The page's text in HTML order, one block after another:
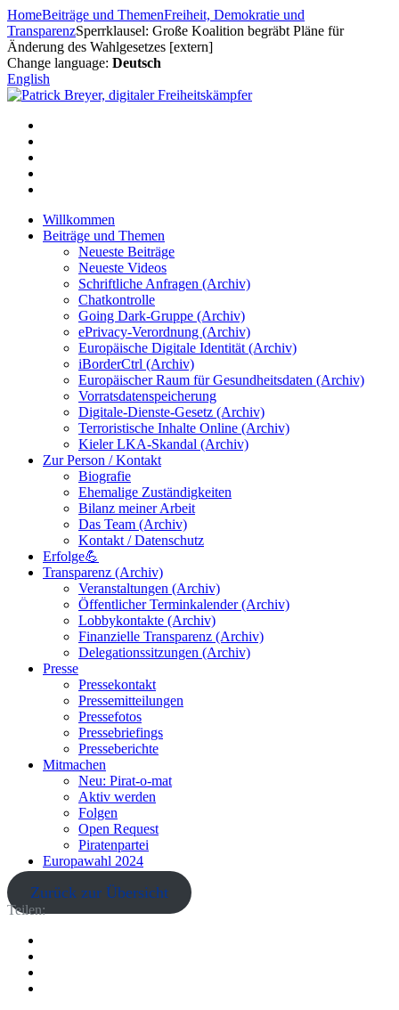
Zum
Inhalt
springen
HomeBeiträge und ThemenFreiheit, Demokratie und
TransparenzSperrklausel: Große Koalition begräbt Pläne für
Änderung des Wahlgesetzes [extern]
Change language: Deutsch
English
Willkommen
Beiträge und Themen
Neueste Beiträge
Neueste Videos
Schriftliche Anfragen (Archiv)
Chatkontrolle
Going Dark-Gruppe (Archiv)
ePrivacy-Verordnung (Archiv)
Europäische Digitale Identität (Archiv)
iBorderCtrl (Archiv)
Europäischer Raum für Gesundheitsdaten (Archiv)
Vorratsdatenspeicherung
Digitale-Dienste-Gesetz (Archiv)
Terroristische Inhalte Online (Archiv)
Kieler LKA-Skandal (Archiv)
Zur Person / Kontakt
Biografie
Ehemalige Zuständigkeiten
Bilanz meiner Arbeit
Das Team (Archiv)
Kontakt / Datenschutz
Erfolge💪
Transparenz (Archiv)
Veranstaltungen (Archiv)
Öffentlicher Terminkalender (Archiv)
Lobbykontakte (Archiv)
Finanzielle Transparenz (Archiv)
Delegationssitzungen (Archiv)
Presse
Pressekontakt
Pressemitteilungen
Pressefotos
Pressebriefings
Presseberichte
Mitmachen
Neu: Pirat-o-mat
Aktiv werden
Folgen
Open Request
Piratenpartei
Europawahl 2024
Zurück zur Übersicht
Teilen: